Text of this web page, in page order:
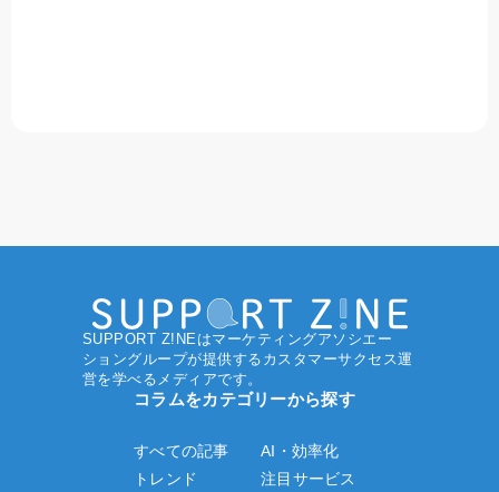
SUPPORT Z!NEはマーケティングアソシエー
ショングループが提供するカスタマーサクセス運
営を学べるメディアです。
コラムをカテゴリーから探す
すべての記事
AI・効率化
トレンド
注目サービス